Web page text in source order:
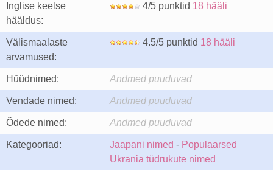
Inglise keelse
hääldus:
4/5 punktid 18 hääli
Välismaalaste
arvamused:
4.5/5 punktid 18 hääli
Hüüdnimed: Andmed puuduvad
Vendade nimed: Andmed puuduvad
Õdede nimed: Andmed puuduvad
Kategooriad: Jaapani nimed - Populaarsed
Ukrania tüdrukute nimed